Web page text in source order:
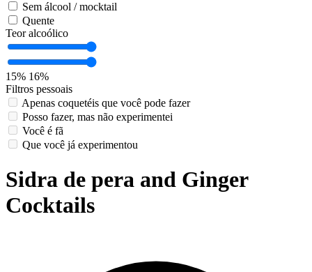
Sem álcool / mocktail
Quente
Teor alcoólico
15% 16%
Filtros pessoais
Apenas coquetéis que você pode fazer
Posso fazer, mas não experimentei
Você é fã
Que você já experimentou
Sidra de pera and Ginger
Cocktails